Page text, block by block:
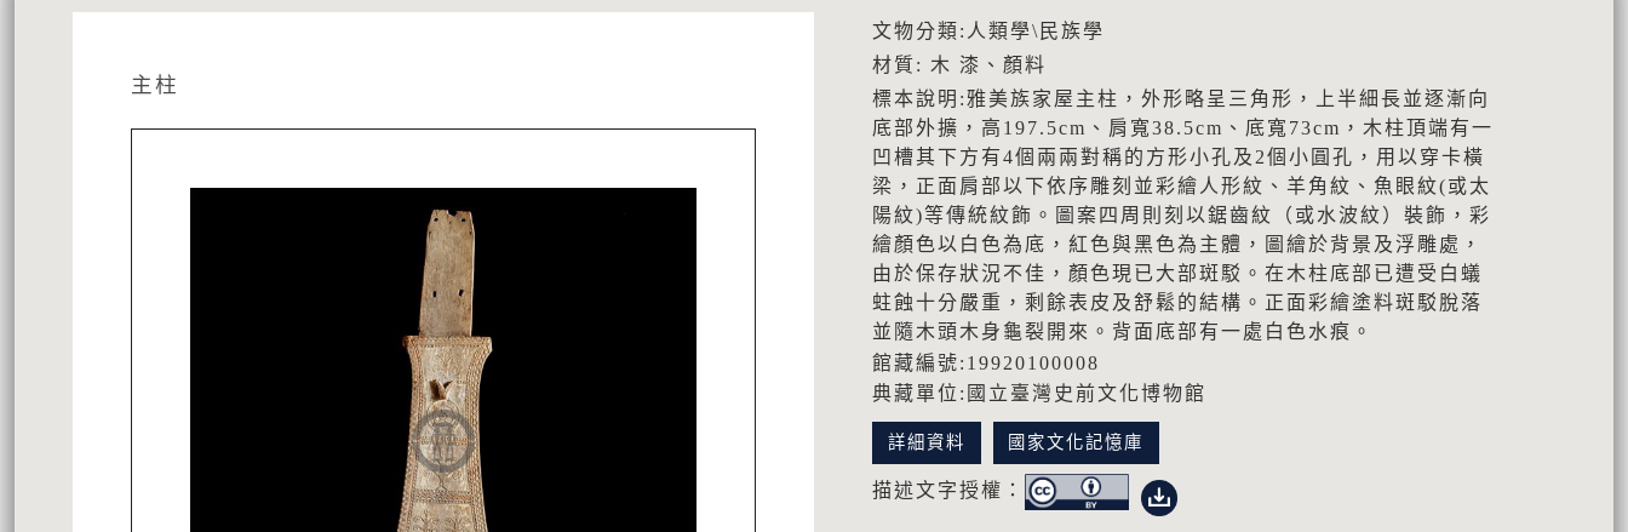
主柱
文物分類:人類學\民族學
材質: 木 漆、顏料
標本說明:雅美族家屋主柱，外形略呈三角形，上半細長並逐漸向
底部外擴，高197.5cm、肩寬38.5cm、底寬73cm，木柱頂端有一
凹槽其下方有4個兩兩對稱的方形小孔及2個小圓孔，用以穿卡橫
梁，正面肩部以下依序雕刻並彩繪人形紋、羊角紋、魚眼紋(或太
陽紋)等傳統紋飾。圖案四周則刻以鋸齒紋（或水波紋）裝飾，彩
繪顏色以白色為底，紅色與黑色為主體，圖繪於背景及浮雕處，
由於保存狀況不佳，顏色現已大部斑駁。在木柱底部已遭受白蟻
蛀蝕十分嚴重，剩餘表皮及舒鬆的結構。正面彩繪塗料斑駁脫落
並隨木頭木身龜裂開來。背面底部有一處白色水痕。
館藏編號:19920100008
典藏單位:國立臺灣史前文化博物館
詳細資料 國家文化記憶庫
描述文字授權：